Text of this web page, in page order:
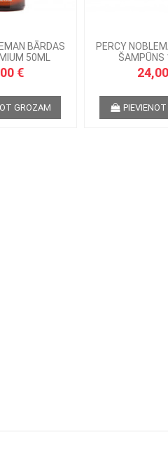
BĀRDAS
50ML
€
GROZAM
PERCY
ŠAMPŪNS